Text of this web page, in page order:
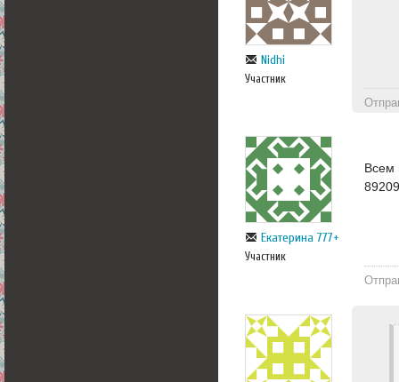
Nidhi
Участник
Екатерина 777+
Участник
Всем